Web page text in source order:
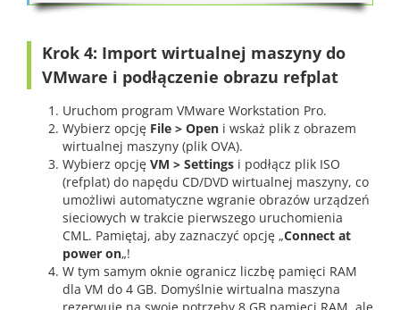
Krok 4: Import wirtualnej maszyny do
VMware i podłączenie obrazu refplat
Uruchom program VMware Workstation Pro.
Wybierz opcję File > Open i wskaż plik z obrazem
wirtualnej maszyny (plik OVA).
Wybierz opcję VM > Settings i podłącz plik ISO
(refplat) do napędu CD/DVD wirtualnej maszyny, co
umożliwi automatyczne wgranie obrazów urządzeń
sieciowych w trakcie pierwszego uruchomienia
CML. Pamiętaj, aby zaznaczyć opcję „Connect at
power on„!
W tym samym oknie ogranicz liczbę pamięci RAM
dla VM do 4 GB. Domyślnie wirtualna maszyna